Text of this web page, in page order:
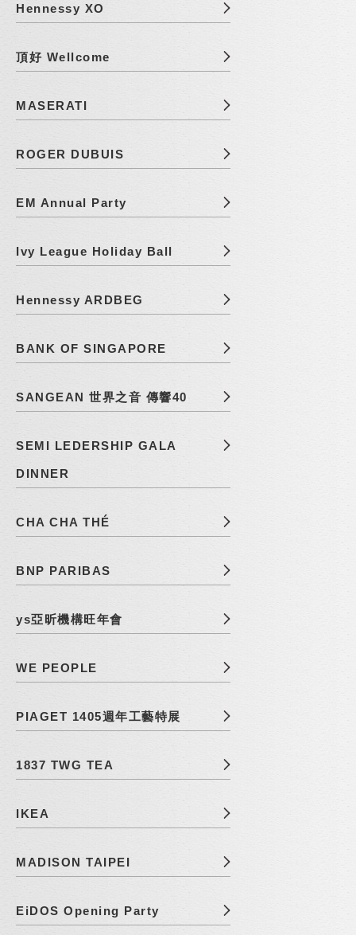
Hennessy XO
頂好 Wellcome
MASERATI
ROGER DUBUIS
EM Annual Party
Ivy League Holiday Ball
Hennessy ARDBEG
BANK OF SINGAPORE
SANGEAN 世界之音 傳響40
SEMI LEDERSHIP GALA
DINNER
CHA CHA THÉ
BNP PARIBAS
ys亞昕機構旺年會
WE PEOPLE
PIAGET 1405週年工藝特展
1837 TWG TEA
IKEA
MADISON TAIPEI
EiDOS Opening Party